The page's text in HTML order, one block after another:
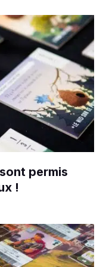
permis
!